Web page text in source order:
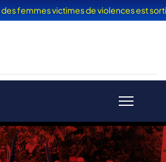
femmes victimes de violences est sorti